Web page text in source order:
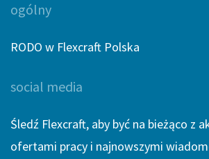
ogólny
RODO w Flexcraft Polska
social media
Śledź Flexcraft, aby być na bieżąco z
ofertami pracy i najnowszymi